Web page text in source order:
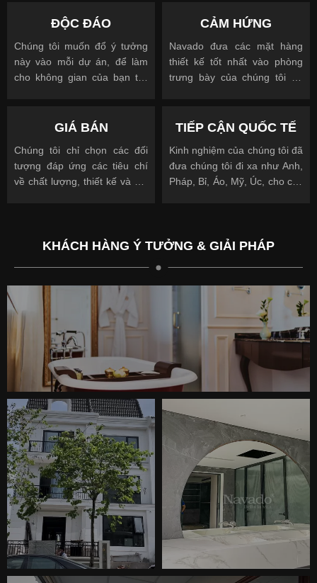
ĐỘC ĐÁO
Chúng tôi muốn đổ ý tưởng
này vào mỗi dự án, để làm
cho không gian của bạn trở
CẢM HỨNG
Navado đưa các mặt hàng
thiết kế tốt nhất vào phòng
trưng bày của chúng tôi để
GIÁ BÁN
Chúng tôi chỉ chọn các đối
tượng đáp ứng các tiêu chí
về chất lượng, thiết kế và giá
TIẾP CẬN QUỐC TẾ
Kinh nghiệm của chúng tôi đã
đưa chúng tôi đi xa như Anh,
Pháp, Bỉ, Áo, Mỹ, Úc, cho các
KHÁCH HÀNG Ý TƯỞNG & GIẢI PHÁP